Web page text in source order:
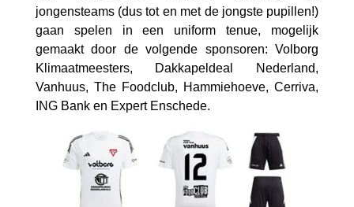
jongensteams (dus tot en met de jongste pupillen!)
gaan spelen in een uniform tenue, mogelijk
gemaakt door de volgende sponsoren: Volborg
Klimaatmeesters, Dakkapeldeal Nederland,
Vanhuus, The Foodclub, Hammiehoeve, Cerriva,
ING Bank en Expert Enschede.